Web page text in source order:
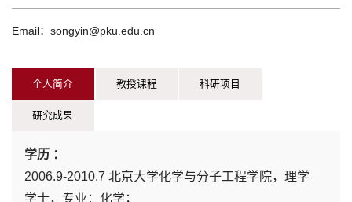
Email：songyin@pku.edu.cn
个人简介 教授课程 科研项目
研究成果
学历 ：
2006.9-2010.7 北京大学化学与分子工程学院，理学
学士，专业：化学；